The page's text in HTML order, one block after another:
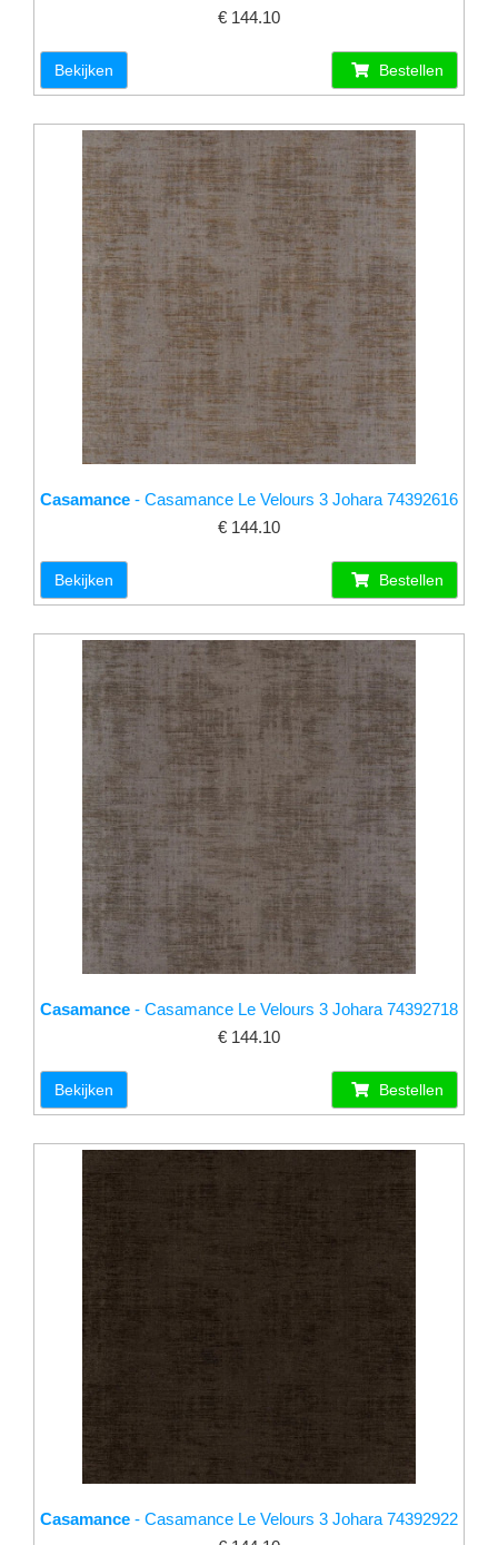
€ 144.10
Bekijken Bestellen
Casamance - Casamance Le Velours 3 Johara 74392616
€ 144.10
Bekijken Bestellen
Casamance - Casamance Le Velours 3 Johara 74392718
€ 144.10
Bekijken Bestellen
Casamance - Casamance Le Velours 3 Johara 74392922